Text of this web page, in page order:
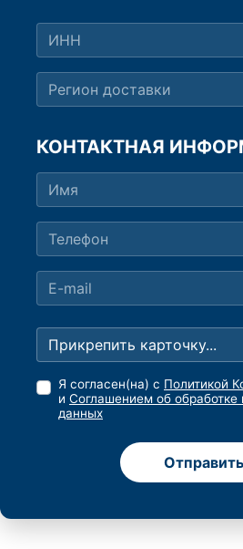
КОНТАКТНАЯ
Прикрепить карточку...
Я согласен(на) с Политикой
и Соглашением об обработке
данных
Отправить